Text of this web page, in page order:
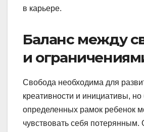
в карьере.
Баланс между
и
Свобода необходима для
креативности и инициативы, но
определенных рамок ребенок
чувствовать себя потерянным.